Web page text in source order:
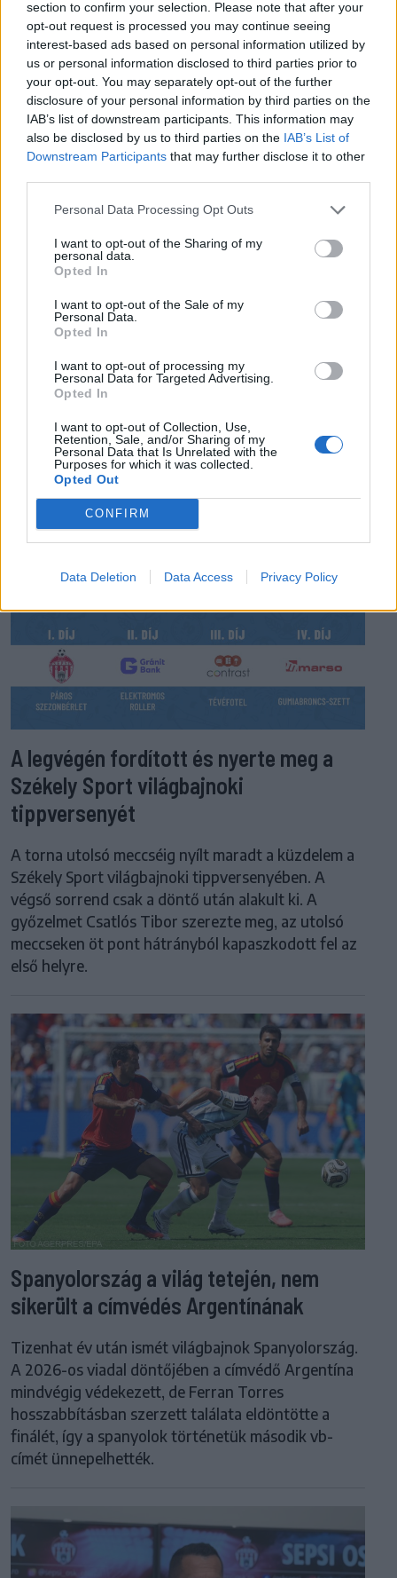
section to confirm your selection. Please note that after your
opt-out request is processed you may continue seeing
interest-based ads based on personal information utilized by
us or personal information disclosed to third parties prior to
your opt-out. You may separately opt-out of the further
disclosure of your personal information by third parties on the
IAB’s list of downstream participants. This information may
also be disclosed by us to third parties on the IAB’s List of
Downstream Participants that may further disclose it to other
Personal Data Processing Opt Outs
I want to opt-out of the Sharing of my
personal data.
Opted In
I want to opt-out of the Sale of my
Personal Data.
Opted In
I want to opt-out of processing my
Personal Data for Targeted Advertising.
Opted In
I want to opt-out of Collection, Use,
Retention, Sale, and/or Sharing of my
Personal Data that Is Unrelated with the
Purposes for which it was collected.
Opted Out
CONFIRM
Data Deletion Data Access Privacy Policy
FŐTÉR
körülmények között a cernavodai
atomerőmű
Százszázalékos kamatra adott kölcsönt a
letartóztatott uzsorás. Akár 40 fok is várható
vasárnap a nyugati országrészben.
EZ IS ÉRDEKELHETI
A legvégén fordított és nyerte meg a
Székely Sport világbajnoki
tippversenyét
A torna utolsó meccséig nyílt maradt a küzdelem a
Székely Sport világbajnoki tippversenyében. A
végső sorrend csak a döntő után alakult ki. A
győzelmet Csatlós Tibor szerezte meg, az utolsó
meccseken öt pont hátrányból kapaszkodott fel az
első helyre.
Spanyolország a világ tetején, nem
sikerült a címvédés Argentínának
Tizenhat év után ismét világbajnok Spanyolország.
A 2026-os viadal döntőjében a címvédő Argentína
mindvégig védekezett, de Ferran Torres
hosszabbításban szerzett találata eldöntötte a
finálét, így a spanyolok történetük második vb-
címét ünnepelhették.